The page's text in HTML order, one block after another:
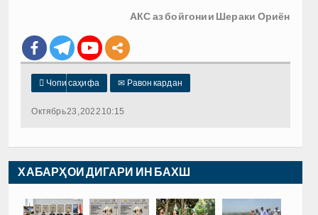
АКС аз бойгонии Шераки Ориён
 Чопи саҳифа ✉ Равон кардан
Октябрь 23, 2022 10:15
ХАБАРҲОИ ДИГАРИ ИН БАХШ